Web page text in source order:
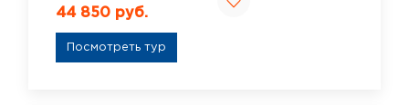
44 850 руб.
Посмотреть тур